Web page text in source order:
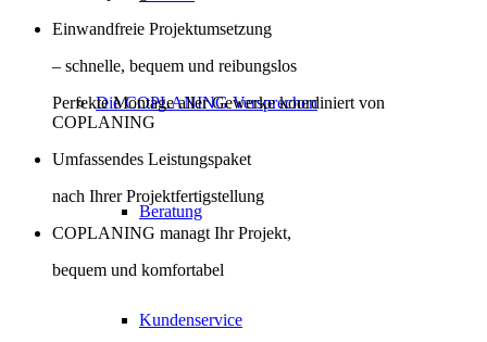
Die COPLANING Versprechen
Beratung
Kundenservice
Einwandfreie Projektumsetzung
– schnelle, bequem und reibungslos
Perfekte Montage aller Gewerke koordiniert von
COPLANING
Umfassendes Leistungspaket
nach Ihrer Projektfertigstellung
COPLANING managt Ihr Projekt,
bequem und komfortabel